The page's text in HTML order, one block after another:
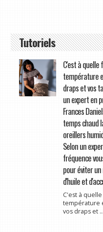
Tutoriels
C'est à quelle
température
draps et vos
un expert en
Frances
temps chaud
oreillers
Selon un
fréquence
pour éviter
d'huile et
C'est à
température
vos draps et ...